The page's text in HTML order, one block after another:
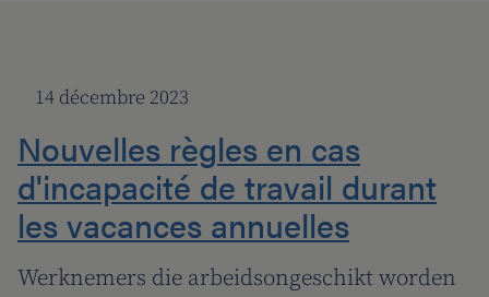
14 décembre 2023
Nouvelles règles en cas
d'incapacité de travail durant
les vacances annuelles
Werknemers die arbeidsongeschikt worden